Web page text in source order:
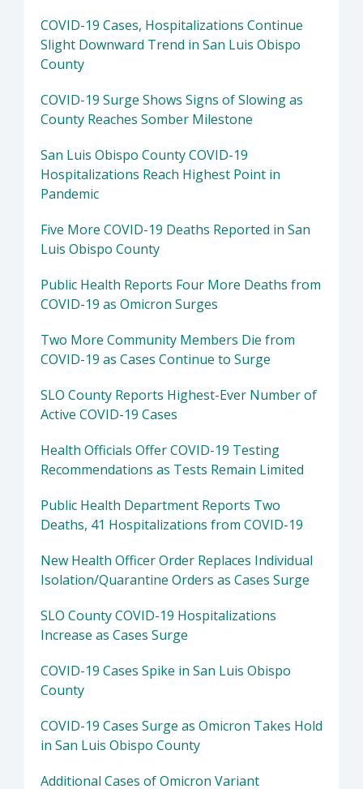
COVID-19 Cases, Hospitalizations Continue
Slight Downward Trend in San Luis Obispo
County
COVID-19 Surge Shows Signs of Slowing as
County Reaches Somber Milestone
San Luis Obispo County COVID-19
Hospitalizations Reach Highest Point in
Pandemic
Five More COVID-19 Deaths Reported in San
Luis Obispo County
Public Health Reports Four More Deaths from
COVID-19 as Omicron Surges
Two More Community Members Die from
COVID-19 as Cases Continue to Surge
SLO County Reports Highest-Ever Number of
Active COVID-19 Cases
Health Officials Offer COVID-19 Testing
Recommendations as Tests Remain Limited
Public Health Department Reports Two
Deaths, 41 Hospitalizations from COVID-19
New Health Officer Order Replaces Individual
Isolation/Quarantine Orders as Cases Surge
SLO County COVID-19 Hospitalizations
Increase as Cases Surge
COVID-19 Cases Spike in San Luis Obispo
County
COVID-19 Cases Surge as Omicron Takes Hold
in San Luis Obispo County
Additional Cases of Omicron Variant